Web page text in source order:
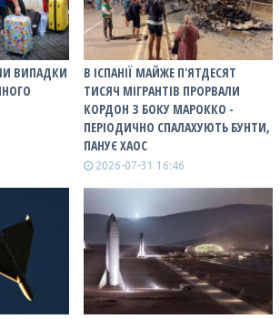
ВИПАДКИ
В ІСПАНІЇ МАЙЖЕ П'ЯТДЕСЯТ
ТИСЯЧ МІГРАНТІВ ПРОРВАЛИ
КОРДОН З БОКУ МАРОККО -
ПЕРІОДИЧНО СПАЛАХУЮТЬ БУНТИ,
ПАНУЄ ХАОС
2026-07-31 16:46